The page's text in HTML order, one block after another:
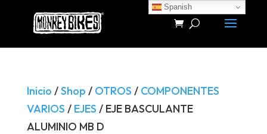
Búsqueda
productos
Inicio /Shop / OTROS / COMPONENTES
VARIOS / EJES / EJE BASCULANTE
ALUMINIO MB D
Spanish